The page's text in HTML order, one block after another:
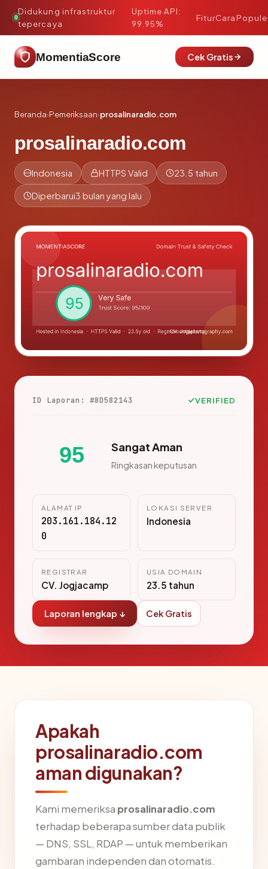
Didukung infrastruktur
tepercaya
·
Uptime API:
99.95%
FiturCara
MomentiaScore Cek Gratis
Beranda›Pemeriksaan›prosalinaradio.com
prosalinaradio.com
Indonesia HTTPS Valid 23.5 tahun
Diperbarui3 bulan yang lalu
ID Laporan: #8D582143 VERIFIED
95 Sangat Aman
Ringkasan keputusan
ALAMAT IP
203.161.184.12
0
LOKASI SERVER
Indonesia
REGISTRAR
CV. Jogjacamp
USIA DOMAIN
23.5 tahun
Laporan lengkap ↓ Cek Gratis
Apakah
prosalinaradio.com
aman digunakan?
Kami memeriksa prosalinaradio.com
terhadap beberapa sumber data publik
— DNS, SSL, RDAP — untuk memberikan
gambaran independen dan otomatis.